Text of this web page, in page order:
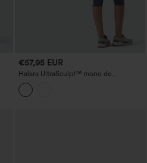
€57,95 EUR
Halara UltraSculpt™ mono de
entrenamiento con escote en V, control
de abdomen y levantamiento de
glúteos, con bolsillos — Edición Easy